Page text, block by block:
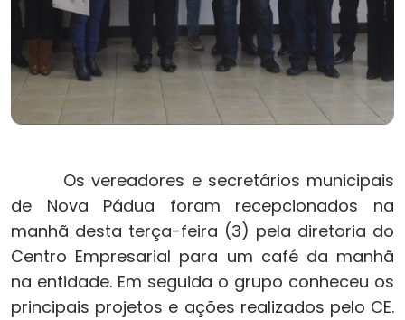
Os vereadores e secretários municipais
de Nova Pádua foram recepcionados na
manhã desta terça-feira (3) pela diretoria do
Centro Empresarial para um café da manhã
na entidade. Em seguida o grupo conheceu os
principais projetos e ações realizados pelo CE.